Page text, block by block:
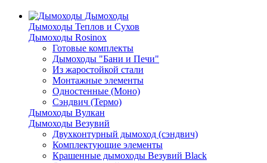
Дымоходы
Дымоходы Теплов и Сухов
Дымоходы Rosinox
Готовые комплекты
Дымоходы "Бани и Печи"
Из жаростойкой стали
Монтажные элементы
Одностенные (Моно)
Сэндвич (Термо)
Дымоходы Вулкан
Дымоходы Везувий
Двухконтурный дымоход (сэндвич)
Комплектующие элементы
Крашенные дымоходы Везувий Black